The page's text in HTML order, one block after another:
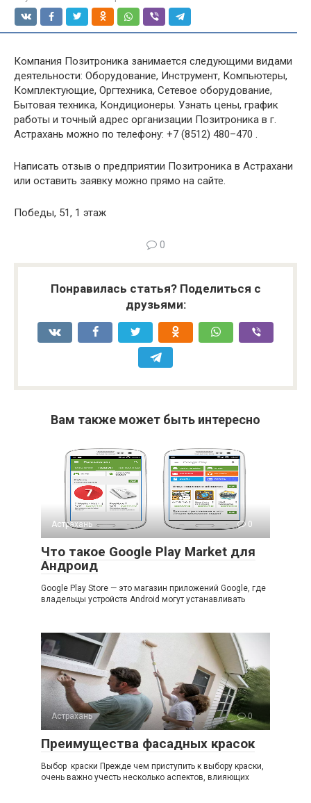
Компания Позитроника занимается следующими видами
деятельности: Оборудование, Инструмент, Компьютеры,
Комплектующие, Оргтехника, Сетевое оборудование,
Бытовая техника, Кондиционеры. Узнать цены, график
работы и точный адрес организации Позитроника в г.
Астрахань можно по телефону: +7 (8512) 480–470 .
Написать отзыв о предприятии Позитроника в Астрахани
или оставить заявку можно прямо на сайте.
Победы, 51, 1 этаж
0
Понравилась статья? Поделиться с
друзьями:
Вам также может быть интересно
Астрахань 0
Что такое Google Play Market для
Андроид
Google Play Store — это магазин приложений Google, где
владельцы устройств Android могут устанавливать
Астрахань 0
Преимущества фасадных красок
Выбор краски Прежде чем приступить к выбору краски,
очень важно учесть несколько аспектов, влияющих